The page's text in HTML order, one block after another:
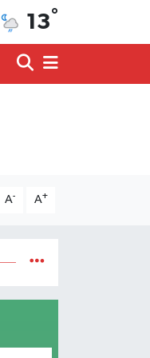
13°
A- A+